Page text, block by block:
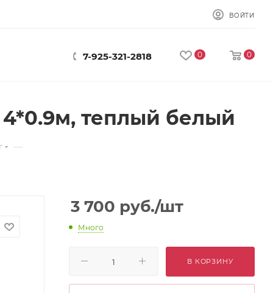
ВОЙТИ
7-925-321-2818 0 0
теплый белый
—
3 700 руб./шт
Много
В КОРЗИНУ